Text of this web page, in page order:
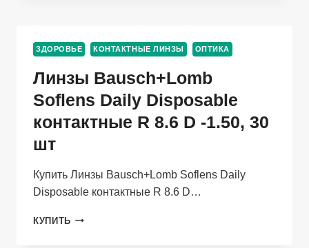
КОНТ
ЗАМЕНЫ
(ДИОПТРИЯ
-1,75),
3
ЗДОРОВЬЕ КОНТАКТНЫЕ ЛИНЗЫ ОПТИКА
Линзы Bausch+Lomb
Soflens Daily Disposable
контактные R 8.6 D -1.50, 30
шт
Купить Линзы Bausch+Lomb Soflens Daily
Disposable контактные R 8.6 D…
КУПИТЬ ЛИНЗЫ